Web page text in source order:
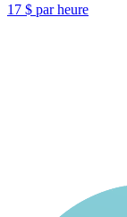
17 $ par heure